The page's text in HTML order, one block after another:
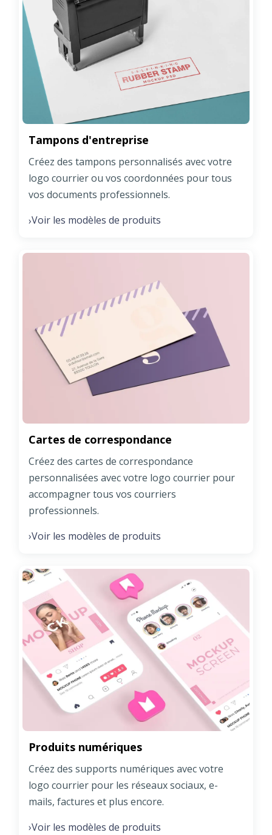
Tampons d'entreprise
Créez des tampons personnalisés avec votre
logo courrier ou vos coordonnées pour tous
vos documents professionnels.
›Voir les modèles de produits
Cartes de correspondance
Créez des cartes de correspondance
personnalisées avec votre logo courrier pour
accompagner tous vos courriers
professionnels.
›Voir les modèles de produits
Produits numériques
Créez des supports numériques avec votre
logo courrier pour les réseaux sociaux, e-
mails, factures et plus encore.
›Voir les modèles de produits